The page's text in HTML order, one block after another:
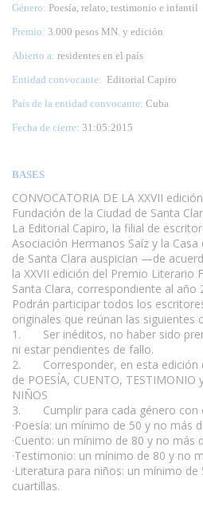
Género: Poesía, relato, testimonio e infantil
Premio: 3.000 pesos MN. y edición
Abierto a: residentes en el país
Entidad convocante: Editorial Capiro
País de la entidad convocante: Cuba
Fecha de cierre: 31:05:2015
BASES
CONVOCATORIA DE LA XXVII
Fundación de la Ciudad de Santa
La Editorial Capiro, la filial de
Asociación Hermanos Saíz y la Casa
de Santa Clara auspician —de
la XXVII edición del Premio Literario
Santa Clara, correspondiente al año
Podrán participar todos los
originales que reúnan las siguientes
1. Ser inéditos, no haber sido
ni estar pendientes de fallo.
2. Corresponder, en esta edición
de POESÍA, CUENTO, TESTIMONIO
NIÑOS
3. Cumplir para cada género con
·Poesía: un mínimo de 50 y no más
·Cuento: un mínimo de 80 y no más
·Testimonio: un mínimo de 80 y no
·Literatura para niños: un mínimo
cuartillas.